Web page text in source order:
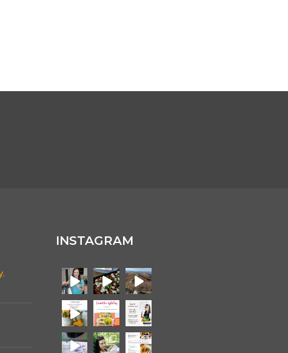
INSTAGRAM